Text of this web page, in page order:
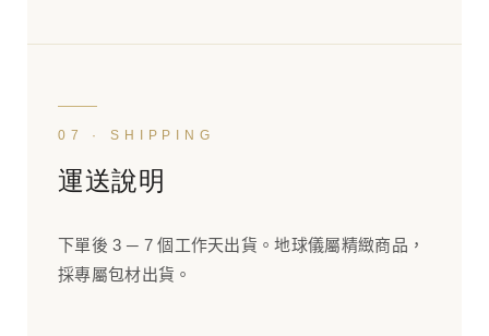
07 · SHIPPING
運送說明
下單後 3 ─ 7 個工作天出貨。地球儀屬精緻商品，
採專屬包材出貨。